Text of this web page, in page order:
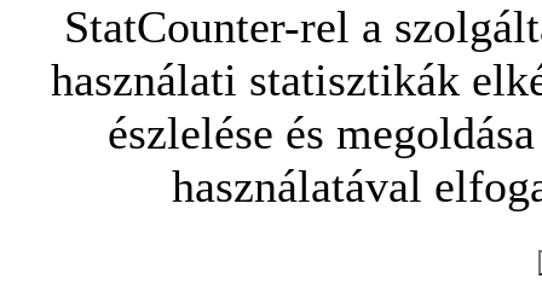
StatCounter-rel a
használati statisztikák
észlelése és
használatával